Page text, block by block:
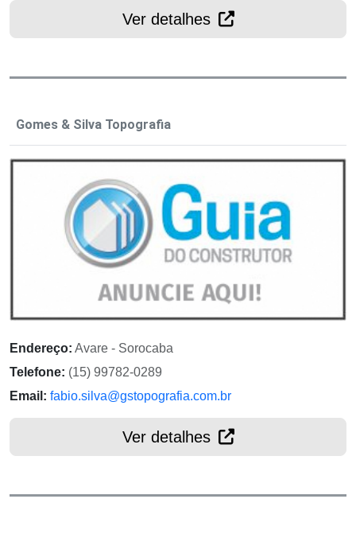
Ver detalhes
Gomes & Silva Topografia
Endereço: Avare - Sorocaba
Telefone: (15) 99782-0289
Email: fabio.silva@gstopografia.com.br
Ver detalhes